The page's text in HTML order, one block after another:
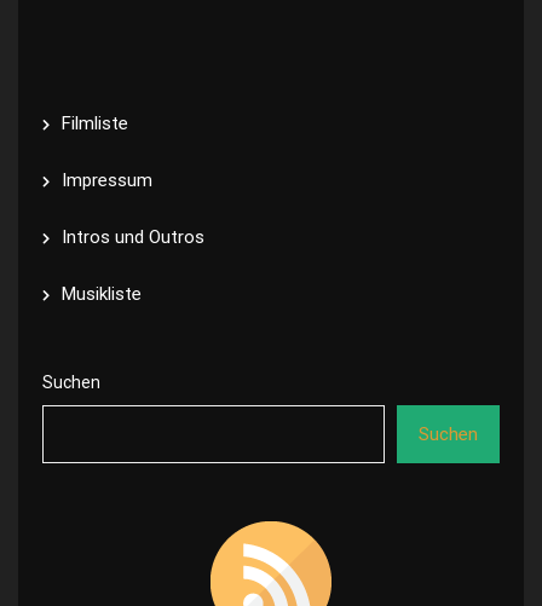
Filmliste
Impressum
Intros und Outros
Musikliste
Suchen
Suchen